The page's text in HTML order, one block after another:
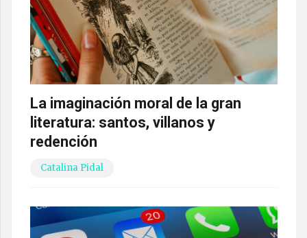
La imaginación moral de la gran
literatura: santos, villanos y
redención
Catalina Pidal